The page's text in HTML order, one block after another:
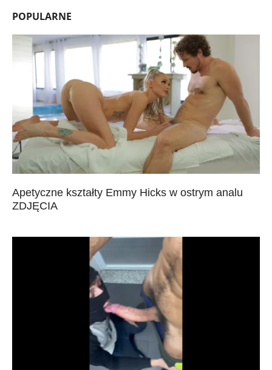
POPULARNE
Apetyczne kształty Emmy Hicks w ostrym analu
ZDJĘCIA